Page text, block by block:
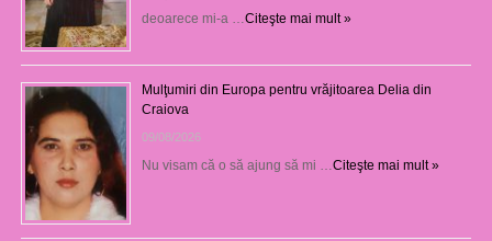
deoarece mi-a … Citeşte mai mult »
Mulţumiri din Europa pentru vrăjitoarea Delia din
Craiova
09/08/2026
Nu visam că o să ajung să mi … Citeşte mai mult »